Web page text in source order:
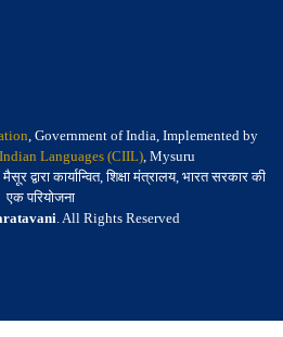
, Government of India, Implemented by
Languages (CIIL), Mysuru
द्वारा कार्यान्वित, शिक्षा मंत्रालय, भारत सरकार की
एक परियोजना
. All Rights Reserved